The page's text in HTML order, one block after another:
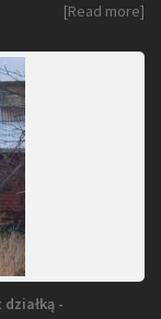
[Read more]
-